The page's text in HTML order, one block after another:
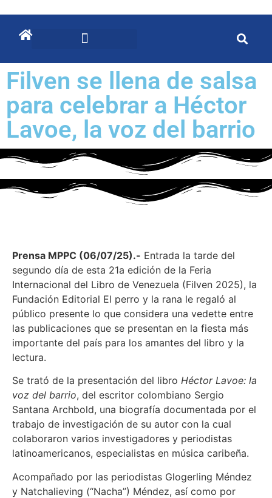
Filven se llena de salsa
para celebrar a Héctor
Lavoe, la voz del barrio
Prensa MPPC (06/07/25).- Entrada la tarde del
segundo día de esta 21a edición de la Feria
Internacional del Libro de Venezuela (Filven 2025), la
Fundación Editorial El perro y la rana le regaló al
público presente lo que considera una vedette entre
las publicaciones que se presentan en la fiesta más
importante del país para los amantes del libro y la
lectura.
Se trató de la presentación del libro Héctor Lavoe: la
voz del barrio, del escritor colombiano Sergio
Santana Archbold, una biografía documentada por el
trabajo de investigación de su autor con la cual
colaboraron varios investigadores y periodistas
latinoamericanos, especialistas en música caribeña.
Acompañado por las periodistas Glogerling Méndez
y Natchalieving (“Nacha”) Méndez, así como por